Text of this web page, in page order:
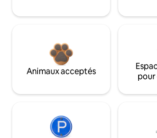
Animaux acceptés